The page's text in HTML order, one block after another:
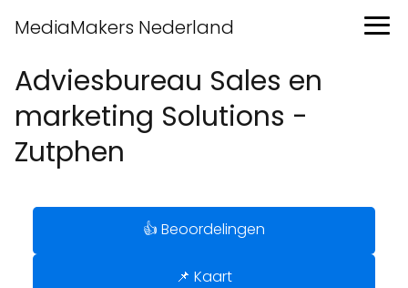
MediaMakers Nederland
Adviesbureau Sales en
marketing Solutions -
Zutphen
👍 Beoordelingen
📌 Kaart